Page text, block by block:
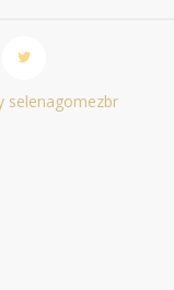
selenagomezbr